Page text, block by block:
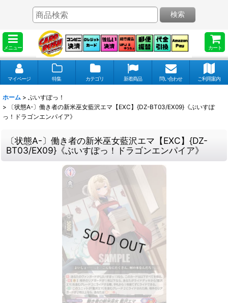
メニュー カート
検索
マイページ 特集 カテゴリ 新着商品 問い合わせ ご利用案内
ホーム > ぶいすぽっ！
>
〔状態A-〕働き者の新米巫女藍沢エマ【EXC】{DZ-BT03/EX09}《ぶいすぽ
っ！ドラゴンエンパイア》
〔状態A-〕働き者の新米巫女藍沢エマ【EXC】{DZ-
BT03/EX09}《ぶいすぽっ！ドラゴンエンパイア》